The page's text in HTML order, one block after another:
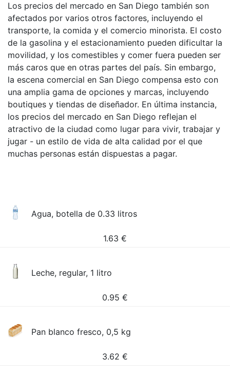
Los precios del mercado en San Diego también son
afectados por varios otros factores, incluyendo el
transporte, la comida y el comercio minorista. El costo
de la gasolina y el estacionamiento pueden dificultar la
movilidad, y los comestibles y comer fuera pueden ser
más caros que en otras partes del país. Sin embargo,
la escena comercial en San Diego compensa esto con
una amplia gama de opciones y marcas, incluyendo
boutiques y tiendas de diseñador. En última instancia,
los precios del mercado en San Diego reflejan el
atractivo de la ciudad como lugar para vivir, trabajar y
jugar - un estilo de vida de alta calidad por el que
muchas personas están dispuestas a pagar.
Agua, botella de 0.33 litros
1.63 €
Leche, regular, 1 litro
0.95 €
Pan blanco fresco, 0,5 kg
3.62 €